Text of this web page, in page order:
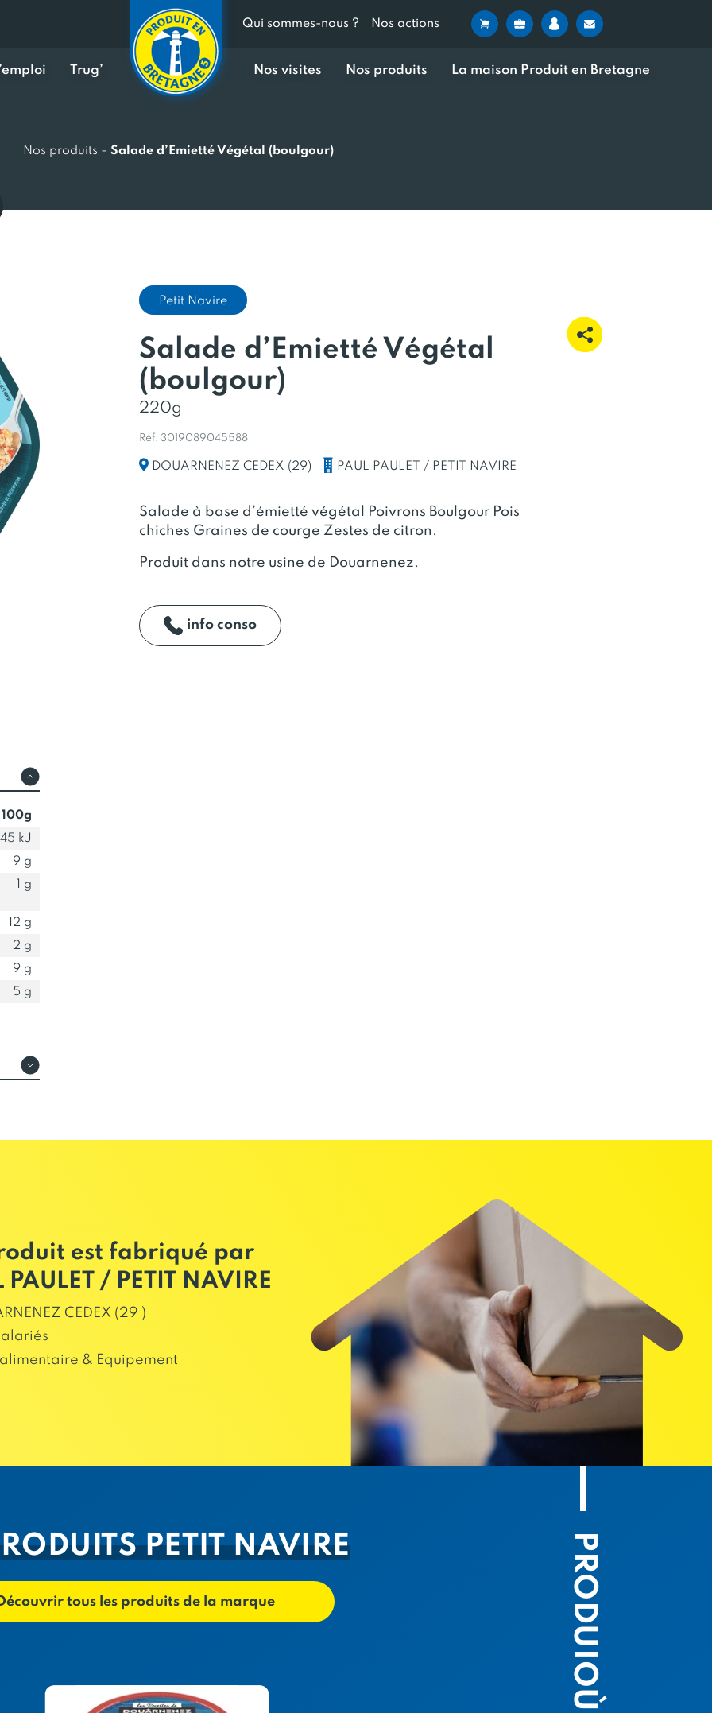
Qui sommes-nous ? Nos actions
Trug’ Nos visites Nos produits La maison Produit en Bretagne
Nos produits - Salade d’Emietté Végétal (boulgour)
kJ
9 g
1 g
12 g
2 g
9 g
5 g
Petit Navire
Salade d’Emietté Végétal
(boulgour)
220g
Réf: 3019089045588
DOUARNENEZ CEDEX (29) PAUL PAULET / PETIT NAVIRE
Salade à base d’émietté végétal Poivrons Boulgour Pois
chiches Graines de courge Zestes de citron.
Produit dans notre usine de Douarnenez.
info conso
est fabriqué par
PAULET / PETIT NAVIRE
CEDEX (29 )
& Equipement
PRODUIOÙ
PETIT NAVIRE
tous les produits de la marque